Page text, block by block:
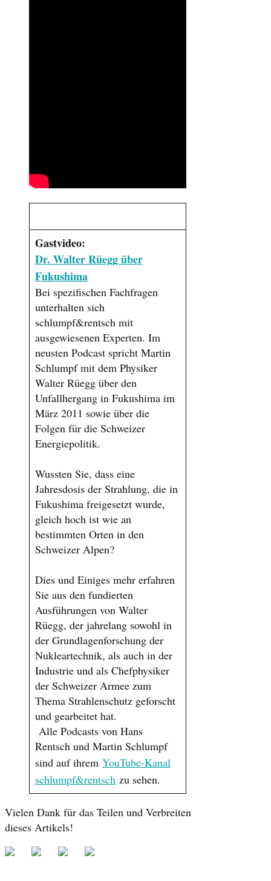
Gastvideo:
Dr. Walter Rüegg über
Fukushima
Bei spezifischen Fachfragen
unterhalten sich
schlumpf&rentsch mit
ausgewiesenen Experten. Im
neusten Podcast spricht Martin
Schlumpf mit dem Physiker
Walter Rüegg über den
Unfallhergang in Fukushima im
März 2011 sowie über die
Folgen für die Schweizer
Energiepolitik.
Wussten Sie, dass eine
Jahresdosis der Strahlung, die in
Fukushima freigesetzt wurde,
gleich hoch ist wie an
bestimmten Orten in den
Schweizer Alpen?
Dies und Einiges mehr erfahren
Sie aus den fundierten
Ausführungen von Walter
Rüegg, der jahrelang sowohl in
der Grundlagenforschung der
Nukleartechnik, als auch in der
Industrie und als Chefphysiker
der Schweizer Armee zum
Thema Strahlenschutz geforscht
und gearbeitet hat.
Alle Podcasts von Hans
Rentsch und Martin Schlumpf
sind auf ihrem YouTube-Kanal
schlumpf&rentsch zu sehen.
Vielen Dank für das Teilen und Verbreiten
dieses Artikels!